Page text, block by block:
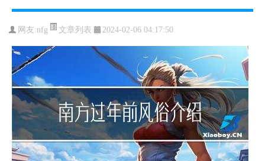
网友:nfg 文章列表 2024-02-06 04:17:50